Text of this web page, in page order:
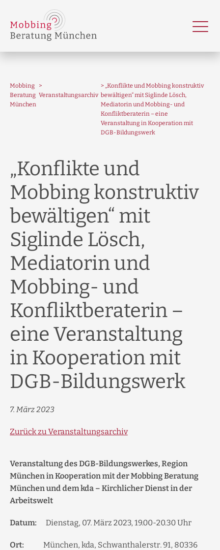
Mobbing
Beratung
München
Veranstaltungsarchiv
„Konflikte und Mobbing konstruktiv
bewältigen“ mit Siglinde Lösch,
Mediatorin und Mobbing- und
Konfliktberaterin – eine
Veranstaltung in Kooperation mit
DGB-Bildungswerk
„Konflikte und
Mobbing konstruktiv
bewältigen“ mit
Siglinde Lösch,
Mediatorin und
Mobbing- und
Konfliktberaterin –
eine Veranstaltung
in Kooperation mit
DGB-Bildungswerk
7. März 2023
Zurück zu Veranstaltungsarchiv
Veranstaltung des DGB-Bildungswerkes, Region
München in Kooperation mit der Mobbing Beratung
München und dem kda – Kirchlicher Dienst in der
Arbeitswelt
Datum: Dienstag, 07. März 2023, 19.00-20.30 Uhr
Ort: München, kda, Schwanthalerstr. 91, 80336